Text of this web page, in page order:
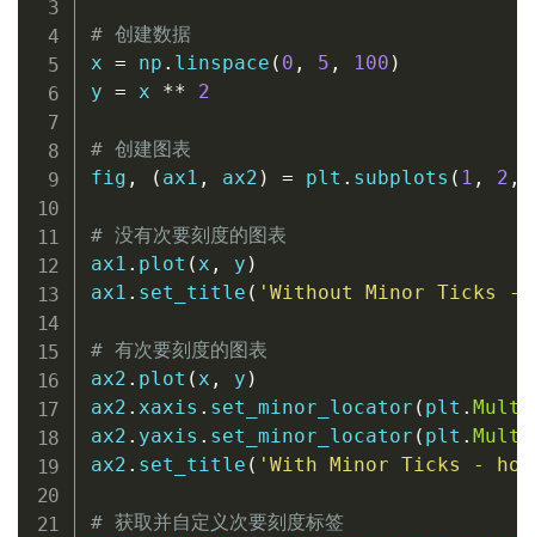
# 创建数据
x = np . linspace ( 0 , 5 , 100 )
y = x ** 2
# 创建图表
fig , ( ax1 , ax2 ) = plt . subplots ( 1 , 2 ,
# 没有次要刻度的图表
ax1 . plot ( x , y )
ax1 . set_title ( 'Without Minor Ticks -
# 有次要刻度的图表
ax2 . plot ( x , y )
ax2 . xaxis . set_minor_locator ( plt .
ax2 . yaxis . set_minor_locator ( plt .
ax2 . set_title ( 'With Minor Ticks -
# 获取并自定义次要刻度标签